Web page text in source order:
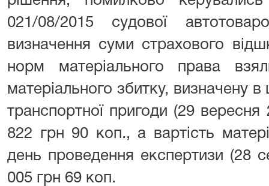
021/08/2015 судової
визначення суми страхового
норм матеріального права
матеріального збитку, визначену
транспортної пригоди (29
822 грн 90 коп., а вартість
день проведення експертизи (28
005 грн 69 коп.